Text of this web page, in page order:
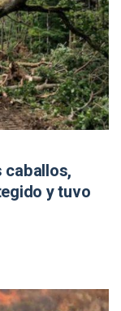
caballos,
y tuvo